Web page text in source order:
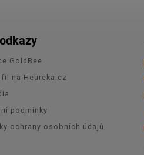
GoldBee
na Heureka.cz
podmínky
ochrany osobních údajů